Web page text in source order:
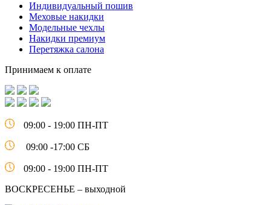
Индивидуальный пошив
Меховые накидки
Модельные чехлы
Накидки премиум
Перетяжка салона
Принимаем к оплате
09:00 - 19:00 ПН-ПТ
09:00 -17:00 СБ
09:00 - 19:00 ПН-ПТ
ВОСКРЕСЕНЬЕ – выходной